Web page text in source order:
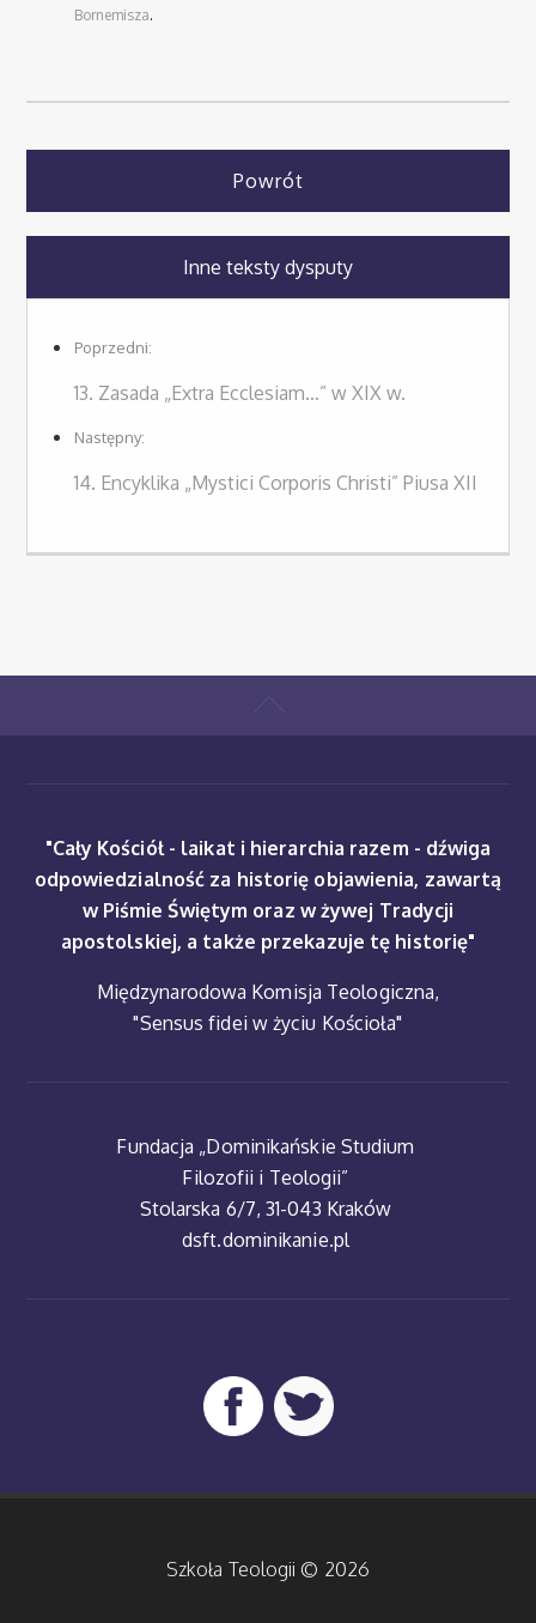
Bornemisza.
Powrót
Inne teksty dysputy
Poprzedni:
13. Zasada „Extra Ecclesiam…” w XIX w.
Następny:
14. Encyklika „Mystici Corporis Christi” Piusa XII
"Cały Kościół - laikat i hierarchia razem - dźwiga
odpowiedzialność za historię objawienia, zawartą
w Piśmie Świętym oraz w żywej Tradycji
apostolskiej, a także przekazuje tę historię"
Międzynarodowa Komisja Teologiczna,
"Sensus fidei w życiu Kościoła"
Fundacja „Dominikańskie Studium
Filozofii i Teologii”
Stolarska 6/7, 31-043 Kraków
dsft.dominikanie.pl
Szkoła Teologii © 2026